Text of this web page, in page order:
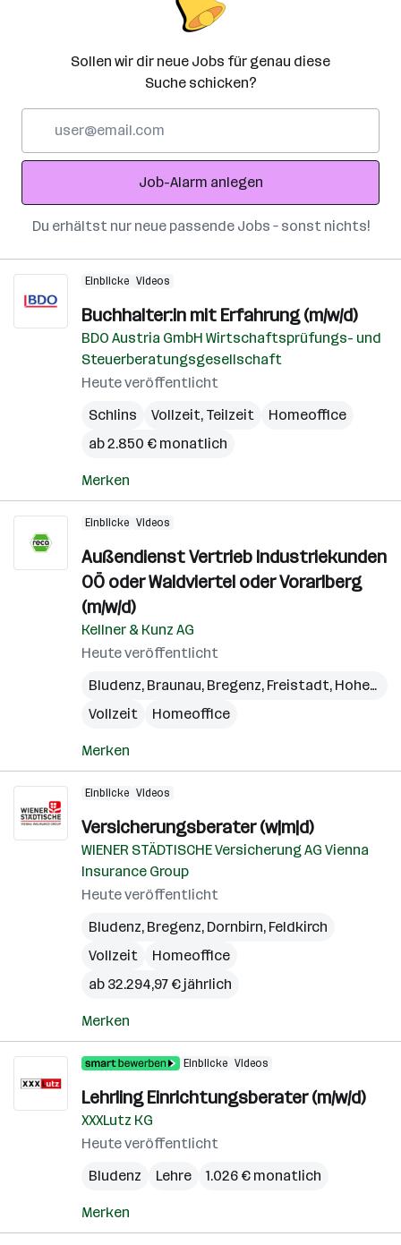
Sollen wir dir neue Jobs für genau diese
Suche schicken?
Adresse
Job-Alarm anlegen
Du erhältst nur neue passende Jobs – sonst nichts!
Einblicke Videos
Buchhalter:in mit Erfahrung (m/w/d)
BDO Austria GmbH Wirtschaftsprüfungs- und
Steuerberatungsgesellschaft
Heute veröffentlicht
Schlins
Vollzeit, Teilzeit
Homeoffice
ab 2.850 € monatlich
Merken
Einblicke Videos
Außendienst Vertrieb Industriekunden
OÖ oder Waldviertel oder Vorarlberg
(m/w/d)
Kellner & Kunz AG
Heute veröffentlicht
Bludenz, Braunau, Bregenz, Freistadt, Hohenems
Vollzeit
Homeoffice
Merken
Einblicke Videos
Versicherungsberater (w|m|d)
WIENER STÄDTISCHE Versicherung AG Vienna
Insurance Group
Heute veröffentlicht
Bludenz, Bregenz, Dornbirn, Feldkirch
Vollzeit
Homeoffice
ab 32.294,97 € jährlich
Merken
Einblicke Videos
Lehrling Einrichtungsberater (m/w/d)
XXXLutz KG
Heute veröffentlicht
Bludenz
Lehre 1.026 € monatlich
Merken